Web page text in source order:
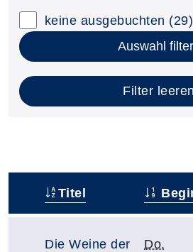
keine ausgebuchten (29)
Auswahl
Filter leeren
Titel
Die Weine der
Do.